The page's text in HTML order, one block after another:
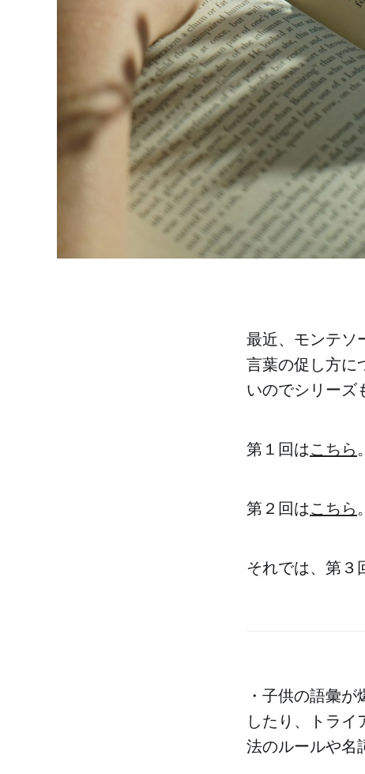
最近、モンテソ
言葉の促し方に
いのでシリーズ
第１回はこちら 。
第２回はこちら 。
それでは、第３
・子供の語彙
したり、トラ
法のルールや名